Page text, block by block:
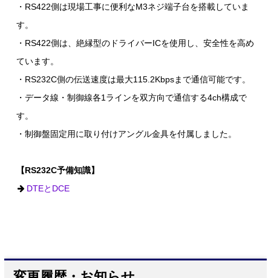
・RS422側は現場工事に便利なM3ネジ端子台を搭載していま
す。
・RS422側は、絶縁型のドライバーICを使用し、安全性を高め
ています。
・RS232C側の伝送速度は最大115.2Kbpsまで通信可能です。
・データ線・制御線各1ラインを双方向で通信する4ch構成で
す。
・制御盤固定用に取り付けアングル金具を付属しました。
【RS232C予備知識】
DTEとDCE